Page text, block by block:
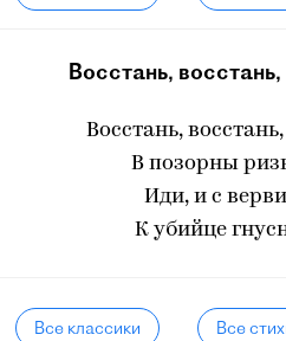
Восстань,
Восстань,
В позорны
Иди, и с
К убийце
Все классики Все